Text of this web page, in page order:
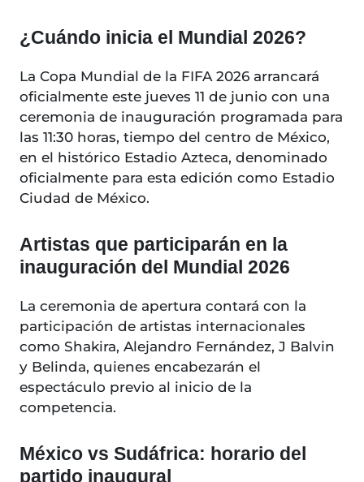
¿Cuándo inicia el Mundial 2026?
La Copa Mundial de la FIFA 2026 arrancará
oficialmente este jueves 11 de junio con una
ceremonia de inauguración programada para
las 11:30 horas, tiempo del centro de México,
en el histórico Estadio Azteca, denominado
oficialmente para esta edición como Estadio
Ciudad de México.
Artistas que participarán en la
inauguración del Mundial 2026
La ceremonia de apertura contará con la
participación de artistas internacionales
como Shakira, Alejandro Fernández, J Balvin
y Belinda, quienes encabezarán el
espectáculo previo al inicio de la
competencia.
México vs Sudáfrica: horario del
partido inaugural